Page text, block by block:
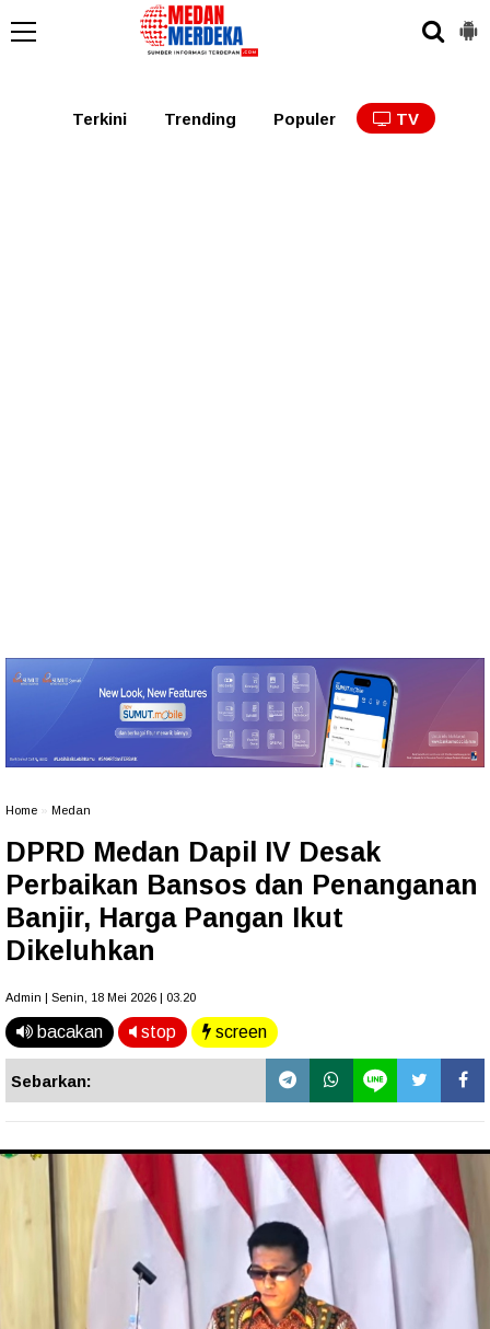
Tabagsel Tapanuli
Terkini Trending Populer TV
Home Medan
DPRD Medan Dapil IV Desak
Perbaikan Bansos dan Penanganan
Banjir, Harga Pangan Ikut
Dikeluhkan
Admin | Senin, 18 Mei 2026 | 03.20
bacakan stop screen
Sebarkan: